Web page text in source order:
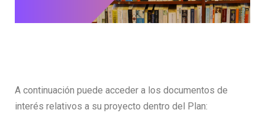
A continuación puede acceder a los documentos de
interés relativos a su proyecto dentro del Plan: